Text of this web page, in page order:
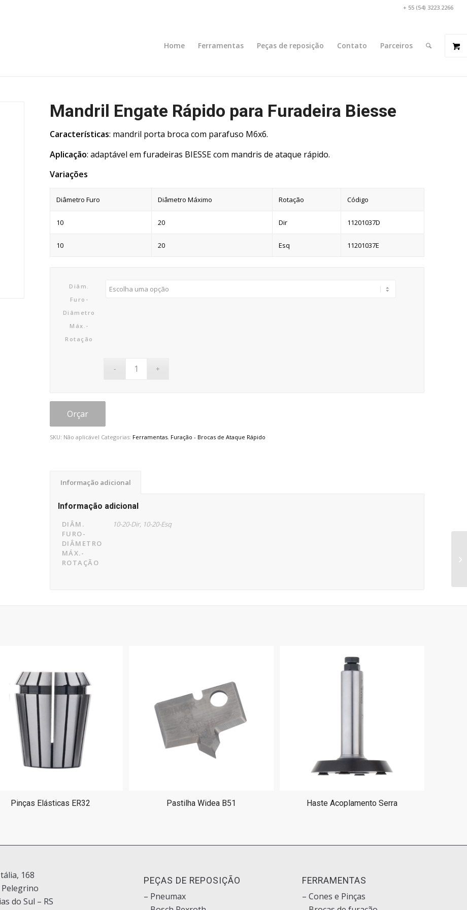
+ 55 (54) 3223.2266
Home Ferramentas Peças de reposição Contato Parceiros
Mandril Engate Rápido para Furadeira Biesse
Características: mandril porta broca com parafuso M6x6.
Aplicação: adaptável em furadeiras BIESSE com mandris de ataque rápido.
Variações
Diâmetro Furo Diâmetro Máximo Rotação Código
10 20 Dir 11201037D
10 20 Esq 11201037E
Diâm.
Furo-
Diâmetro
Máx.-
Rotação
Orçar
SKU: Não aplicável Categorias: Ferramentas, Furação - Brocas de Ataque Rápido
Informação adicional
Informação adicional
DIÂM.
FURO-
DIÂMETRO
MÁX.-
ROTAÇÃO
10-20-Dir, 10-20-Esq
Pinças Elásticas ER32 Pastilha Widea B51 Haste Acoplamento Serra
168
Pelegrino
do Sul – RS
PEÇAS DE REPOSIÇÃO
– Pneumax
FERRAMENTAS
– Cones e Pinças